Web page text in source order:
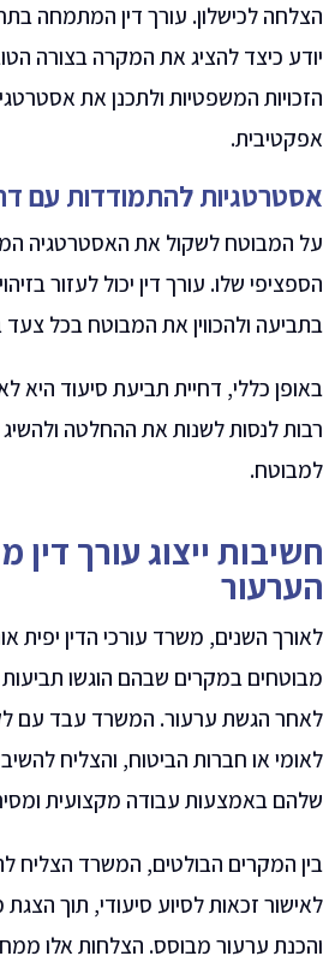
הצלחה לכישלון. עורך דין המתמחה
יודע כיצד להציג את המקרה בצורה
הזכויות המשפטיות ולתכנן את
אפקטיבית.
אסטרטגיות להתמודדות עם
על המבוטח לשקול את האסטרטגיה
הספציפי שלו. עורך דין יכול לעזור
בתביעה ולהכווין את המבוטח בכל צעד
באופן כללי, דחיית תביעת סיעוד היא
רבות לנסות לשנות את ההחלטה ולהשיג
למבוטח.
חשיבות ייצוג עורך
הערעור
לאורך השנים, משרד עורכי הדין יפית
מבוטחים במקרים שבהם הוגשו תביעות
לאחר הגשת ערעור. המשרד עבד עם
לאומי או חברות הביטוח, והצליח להשיב
שלהם באמצעות עבודה מקצועית
בין המקרים הבולטים, המשרד הצליח
לאישור זכאות לסיוע סיעודי, תוך
והכנת ערעור מבוסס. הצלחות אלו